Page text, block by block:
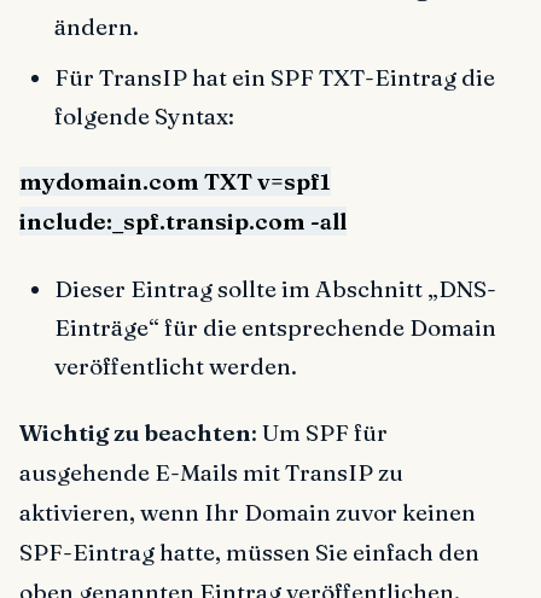
ändern.
Für TransIP hat ein SPF TXT-Eintrag die
folgende Syntax:
mydomain.com TXT v=spf1
include:_spf.transip.com -all
Dieser Eintrag sollte im Abschnitt „DNS-
Einträge“ für die entsprechende Domain
veröffentlicht werden.
Wichtig zu beachten: Um SPF für
ausgehende E-Mails mit TransIP zu
aktivieren, wenn Ihr Domain zuvor keinen
SPF-Eintrag hatte, müssen Sie einfach den
oben genannten Eintrag veröffentlichen.